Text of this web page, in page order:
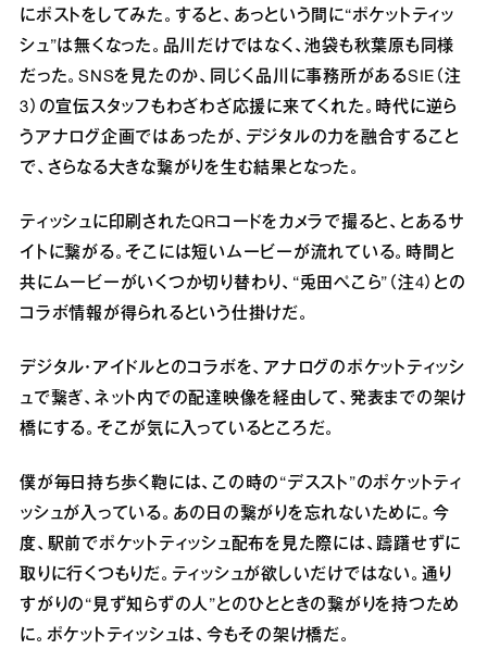
にポストをしてみた。すると、あっという間に“ポケットティッ
シュ”は無くなった。品川だけではなく、池袋も秋葉原も同様
だった。SNSを見たのか、同じく品川に事務所があるSIE（注
3）の宣伝スタッフもわざわざ応援に来てくれた。時代に逆ら
うアナログ企画ではあったが、デジタルの力を融合すること
で、さらなる大きな繋がりを生む結果となった。
ティッシュに印刷されたQRコードをカメラで撮ると、とあるサ
イトに繋がる。そこには短いムービーが流れている。時間と
共にムービーがいくつか切り替わり、“兎田ぺこら”（注4）との
コラボ情報が得られるという仕掛けだ。
デジタル・アイドルとのコラボを、アナログのポケットティッシ
ュで繋ぎ、ネット内での配達映像を経由して、発表までの架け
橋にする。そこが気に入っているところだ。
僕が毎日持ち歩く鞄には、この時の“デススト”のポケットティ
ッシュが入っている。あの日の繋がりを忘れないために。今
度、駅前でポケットティッシュ配布を見た際には、躊躇せずに
取りに行くつもりだ。ティッシュが欲しいだけではない。通り
すがりの“見ず知らずの人”とのひとときの繋がりを持つため
に。ポケットティッシュは、今もその架け橋だ。